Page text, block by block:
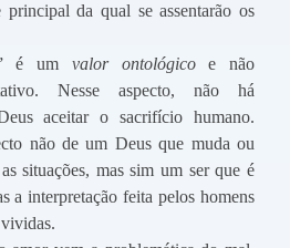
principal da qual se assentarão os
é um valor ontológicoe não
Nesse aspecto, não há
aceitar o sacrifício humano.
não de um Deus que muda ou
situações, mas sim um ser que é
a interpretação feita pelos homens